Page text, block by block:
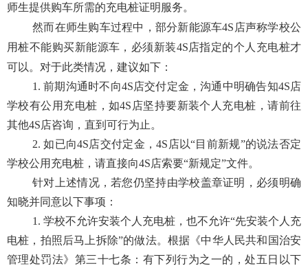
师生提供购车所需的充电桩证明服务。
然而在师生购车过程中，部分新能源车4S店声称学校公
用桩不能购买新能源车，必须新装4S店指定的个人充电桩才
可以。对于此类情况，建议如下：
1. 前期沟通时不向4S店交付定金，沟通中明确告知4S店
学校有公用充电桩，如4S店坚持要新装个人充电桩，请前往
其他4S店咨询，直到可行为止。
2. 如已向4S店交付定金，4S店以“目前新规”的说法否定
学校公用充电桩，请直接向4S店索要“新规定”文件。
针对上述情况，若您仍坚持由学校盖章证明，必须明确
知晓并同意以下事项：
1. 学校不允许安装个人充电桩，也不允许“先安装个人充
电桩，拍照后马上拆除”的做法。根据《中华人民共和国治安
管理处罚法》第三十七条：有下列行为之一的，处五日以下